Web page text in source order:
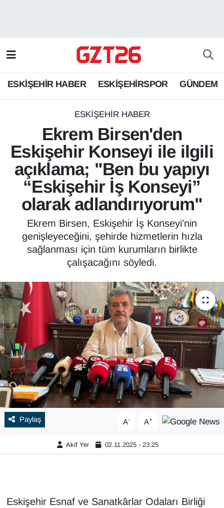
ESKİŞEHİR HABER ESKİŞEHİRSPOR GÜNDEM
ESKİŞEHİR HABER
Ekrem Birsen'den
Eskişehir Konseyi ile ilgili
açıklama; "Ben bu yapıyı
“Eskişehir İş Konseyi”
olarak adlandırıyorum"
Ekrem Birsen, Eskişehir İş Konseyi’nin
genişleyeceğini, şehirde hizmetlerin hızla
sağlanması için tüm kurumların birlikte
çalışacağını söyledi.
Paylaş A- A+
Akif Yer 02.11.2025 - 23:25
Eskişehir Esnaf ve Sanatkârlar Odaları Birliği
ESKİŞEHİRSPOR
GÜNDEM
Odunpazarı Trafik Yoğunluk Haritası
Süper Lig Puan Durumu ve Fikstür
Tüm Manşetler
Son Dakika Haberleri
Haber Arşivi